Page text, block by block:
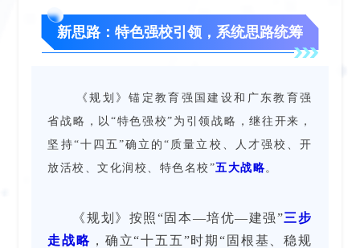
新思路：特色强校引领，系统思路统筹
《规划》锚定教育强国建设和广东教育强
省战略，以“特色强校”为引领战略，继往开来，
坚持“十四五”确立的“质量立校、人才强校、开
放活校、文化润校、特色名校”五大战略。
《规划》按照“固本—培优—建强”三步
走战略 ，确立“十五五”时期“固根基、稳规